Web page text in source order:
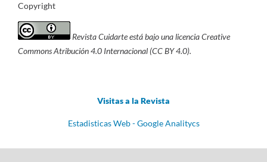
Copyright
Revista Cuidarte está bajo una licencia Creative
Commons Atribución 4.0 Internacional (CC BY 4.0).
Visitas a la Revista
Estadisticas Web - Google Analitycs